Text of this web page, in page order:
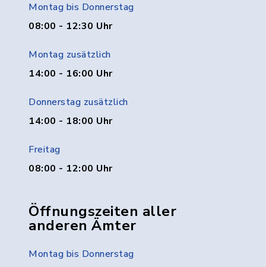
Montag bis Donnerstag
08:00 - 12:30 Uhr
Montag zusätzlich
14:00 - 16:00 Uhr
Donnerstag zusätzlich
14:00 - 18:00 Uhr
Freitag
08:00 - 12:00 Uhr
Öffnungszeiten aller
anderen Ämter
Montag bis Donnerstag